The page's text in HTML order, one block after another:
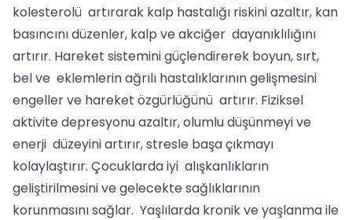
kolesterolü artırarak kalp hastalığı riskini azaltır, kan
basıncını düzenler, kalp ve akciğer dayanıklılığını
artırır. Hareket sistemini güçlendirerek boyun, sırt,
bel ve eklemlerin ağrılı hastalıklarının gelişmesini
engeller ve hareket özgürlüğünü artırır. Fiziksel
aktivite depresyonu azaltır, olumlu düşünmeyi ve
enerji düzeyini artırır, stresle başa çıkmayı
kolaylaştırır. Çocuklarda iyi alışkanlıkların
geliştirilmesini ve gelecekte sağlıklarının
korunmasını sağlar. Yaşlılarda kronik ve yaşlanma ile